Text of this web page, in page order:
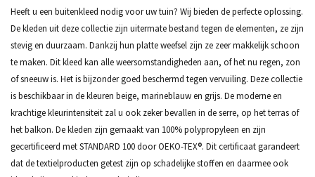
Uitverkocht
Uitverkocht
Heeft u een buitenkleed nodig voor uw tuin? Wij bieden de perfecte oplossing.
De kleden uit deze collectie zijn uitermate bestand tegen de elementen, ze zijn
stevig en duurzaam. Dankzij hun platte weefsel zijn ze zeer makkelijk schoon
te maken. Dit kleed kan alle weersomstandigheden aan, of het nu regen, zon
of sneeuw is. Het is bijzonder goed beschermd tegen vervuiling. Deze collectie
is beschikbaar in de kleuren beige, marineblauw en grijs. De moderne en
krachtige kleurintensiteit zal u ook zeker bevallen in de serre, op het terras of
het balkon. De kleden zijn gemaakt van 100% polypropyleen en zijn
gecertificeerd met STANDARD 100 door OEKO-TEX®. Dit certificaat garandeert
dat de textielproducten getest zijn op schadelijke stoffen en daarmee ook